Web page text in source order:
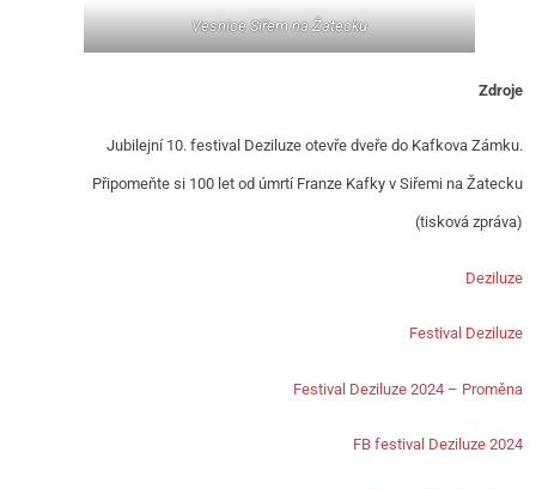
Vesnice Siřem na Žatecku
Zdroje
Jubilejní 10. festival Deziluze otevře dveře do Kafkova Zámku.
Připomeňte si 100 let od úmrtí Franze Kafky v Siřemi na Žatecku
(tisková zpráva)
Deziluze
Festival Deziluze
Festival Deziluze 2024 – Proměna
FB festival Deziluze 2024